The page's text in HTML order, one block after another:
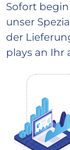
Sofort
unser
der
plays an Ihr